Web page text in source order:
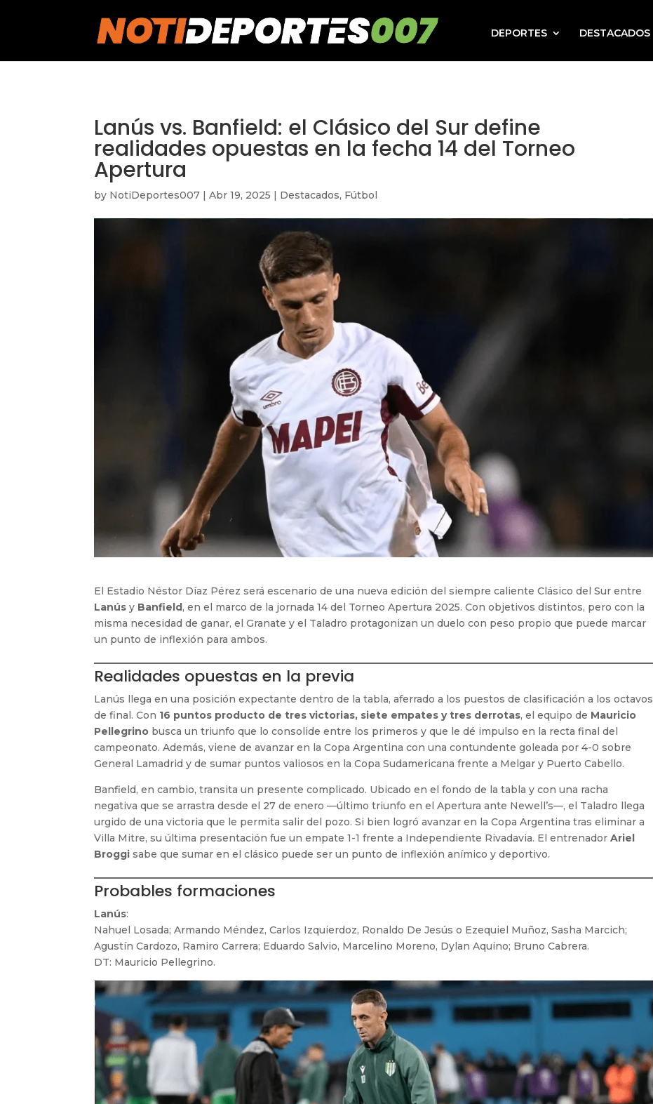
DEPORTES
DESTACADOS
Lanús vs. Banfield: el Clásico del Sur define
realidades opuestas en la fecha 14 del Torneo
Apertura
by NotiDeportes007 |Abr 19, 2025 | Destacados, Fútbol
El Estadio Néstor Díaz Pérez será escenario de una nueva edición del siempre caliente Clásico del Sur entre
Lanús y Banfield, en el marco de la jornada 14 del Torneo Apertura 2025. Con objetivos distintos, pero con la
misma necesidad de ganar, el Granate y el Taladro protagonizan un duelo con peso propio que puede marcar
un punto de inflexión para ambos.
Realidades opuestas en la previa
Lanús llega en una posición expectante dentro de la tabla, aferrado a los puestos de clasificación a los octavos
de final. Con 16 puntos producto de tres victorias, siete empates y tres derrotas, el equipo de Mauricio
Pellegrino busca un triunfo que lo consolide entre los primeros y que le dé impulso en la recta final del
campeonato. Además, viene de avanzar en la Copa Argentina con una contundente goleada por 4-0 sobre
General Lamadrid y de sumar puntos valiosos en la Copa Sudamericana frente a Melgar y Puerto Cabello.
Banfield, en cambio, transita un presente complicado. Ubicado en el fondo de la tabla y con una racha
negativa que se arrastra desde el 27 de enero —último triunfo en el Apertura ante Newell’s—, el Taladro llega
urgido de una victoria que le permita salir del pozo. Si bien logró avanzar en la Copa Argentina tras eliminar a
Villa Mitre, su última presentación fue un empate 1-1 frente a Independiente Rivadavia. El entrenadorAriel
Broggi sabe que sumar en el clásico puede ser un punto de inflexión anímico y deportivo.
Probables formaciones
Lanús:
Nahuel Losada; Armando Méndez, Carlos Izquierdoz, Ronaldo De Jesús o Ezequiel Muñoz, Sasha Marcich;
Agustín Cardozo, Ramiro Carrera; Eduardo Salvio, Marcelino Moreno, Dylan Aquino; Bruno Cabrera.
DT: Mauricio Pellegrino.